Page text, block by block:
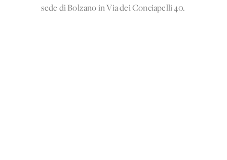
sede di Bolzano in Via dei Conciapelli 40.